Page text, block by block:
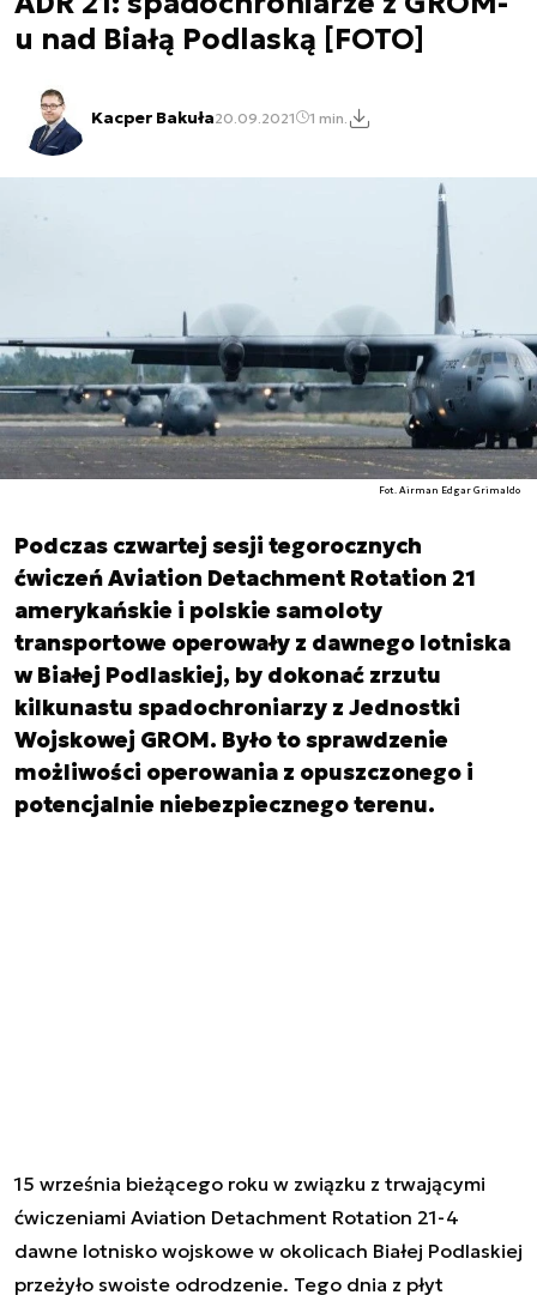
u nad Białą Podlaską [FOTO]
Kacper Bakuła20.09.2021 1 min.
Fot. Airman Edgar Grimaldo
Podczas czwartej sesji tegorocznych
ćwiczeń Aviation Detachment Rotation 21
amerykańskie i polskie samoloty
transportowe operowały z dawnego lotniska
w Białej Podlaskiej, by dokonać zrzutu
kilkunastu spadochroniarzy z Jednostki
Wojskowej GROM. Było to sprawdzenie
możliwości operowania z opuszczonego i
potencjalnie niebezpiecznego terenu.
15 września bieżącego roku w związku z trwającymi
ćwiczeniami Aviation Detachment Rotation 21-4
dawne lotnisko wojskowe w okolicach Białej Podlaskiej
przeżyło swoiste odrodzenie. Tego dnia z płyt